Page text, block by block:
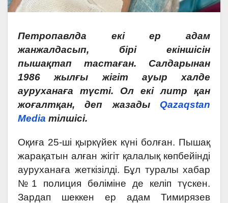
Петропавлда екі ер адам
жанжалдасып, бірі екіншісін
пышақтап тастаған. Салдарынан
1986 жылғы жігіт ауыр халде
ауруханаға түсті. Ол екі литр қан
жоғалтқан, деп жазады Qazaqstan
Media тілшісі.
Оқиға 25-ші қыркүйек күні болған. Пышақ
жарақатын алған жігіт қалалық көпбейінді
ауруханаға жеткізілді. Бұл туралы хабар
№1 полиция бөліміне де келіп түскен.
Зардап шеккен ер адам Тимирязев